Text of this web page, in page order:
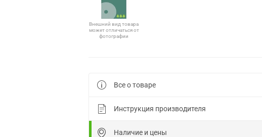
Внешний вид товара
может отличаться от
фотографии
Все о товаре
Инструкция производителя
Наличие и цены